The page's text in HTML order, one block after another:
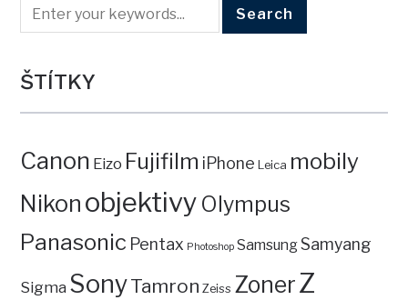
ŠTÍTKY
Canon Eizo Fujifilm iPhone Leica mobily
Nikon objektivy Olympus
Panasonic Pentax Photoshop SamsungSamyang
Sigma SonyTamron Zeiss ZonerZ